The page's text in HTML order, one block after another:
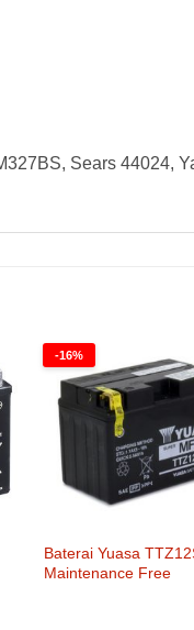
Sears 44024,
-16%
Baterai Yuasa
Maintenance Free